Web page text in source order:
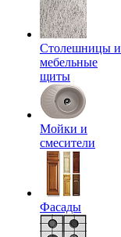
Столешницы и
мебельные
щиты
Мойки и
смесители
Фасады